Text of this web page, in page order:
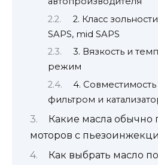
2. Класс
SAPS, mid SAPS
3. Вязкость и
режим
4.
фильтром и
Какие масла обычно
моторов с
Как выбрать масло